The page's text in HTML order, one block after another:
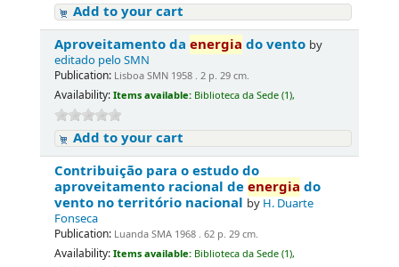
Add to your cart
Aproveitamento daenergia do vento by
editado pelo SMN
Publication: Lisboa SMN 1958 . 2 p. 29 cm.
Availability: Items available: Biblioteca da Sede (1),
Add to your cart
Contribuição para o estudo do
aproveitamento racional deenergia do
vento no território nacional by H. Duarte
Fonseca
Publication: Luanda SMA 1968 . 62 p. 29 cm.
Availability: Items available: Biblioteca da Sede (1),